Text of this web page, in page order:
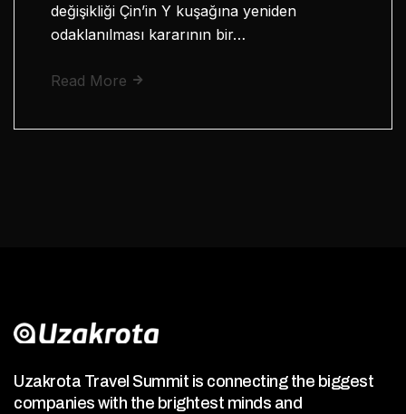
değişikliği Çin’in Y kuşağına yeniden
odaklanılması kararının bir…
Read More
Uzakrota Travel Summit is connecting the biggest
companies with the brightest minds and